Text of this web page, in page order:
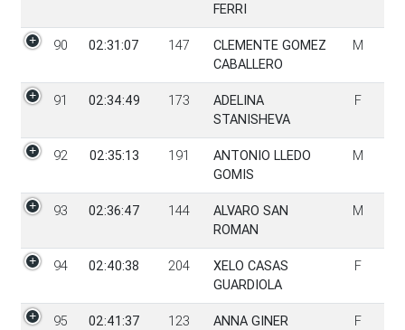
FERRI
90 02:31:07 147
CLEMENTE GOMEZ
CABALLERO
M
91 02:34:49 173
ADELINA
STANISHEVA
F
92 02:35:13 191
ANTONIO LLEDO
GOMIS
M
93 02:36:47 144
ALVARO SAN
ROMAN
M
94 02:40:38 204
XELO CASAS
GUARDIOLA
F
95 02:41:37 123
ANNA GINER
F